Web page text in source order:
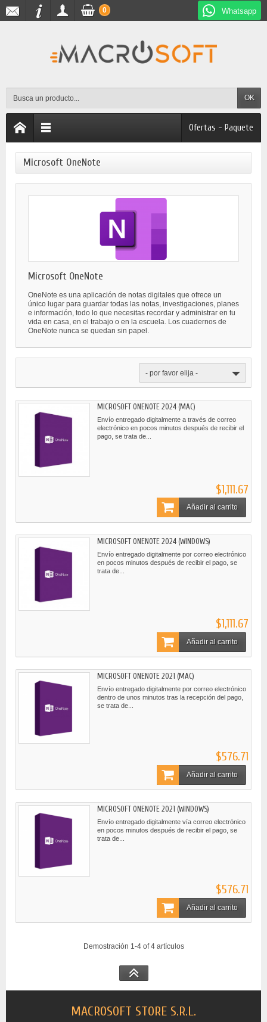
Whatsapp
OK
0
Ofertas - Paquete
Microsoft OneNote
Microsoft OneNote
OneNote es una aplicación de notas digitales que ofrece un
único lugar para guardar todas las notas, investigaciones, planes
e información, todo lo que necesitas recordar y administrar en tu
vida en casa, en el trabajo o en la escuela. Los cuadernos de
OneNote nunca se quedan sin papel.
- por favor elija -
MICROSOFT ONENOTE 2024 (MAC)
Envío entregado digitalmente a través de correo
electrónico en pocos minutos después de recibir el
pago, se trata de...
$1,111.67
Añadir al carrito
MICROSOFT ONENOTE 2024 (WINDOWS)
Envío entregado digitalmente por correo electrónico
en pocos minutos después de recibir el pago, se
trata de...
$1,111.67
Añadir al carrito
MICROSOFT ONENOTE 2021 (MAC)
Envío entregado digitalmente por correo electrónico
dentro de unos minutos tras la recepción del pago,
se trata de...
$576.71
Añadir al carrito
MICROSOFT ONENOTE 2021 (WINDOWS)
Envío entregado digitalmente vía correo electrónico
en pocos minutos después de recibir el pago, se
trata de...
$576.71
Añadir al carrito
Demostración 1-4 of 4 artículos
MACROSOFT STORE S.R.L.